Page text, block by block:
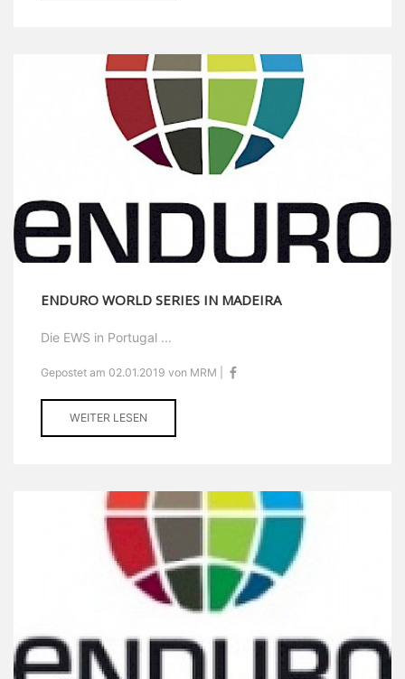
ENDURO WORLD SERIES IN MADEIRA
Die EWS in Portugal ...
Gepostet am 02.01.2019 von MRM |
WEITER LESEN